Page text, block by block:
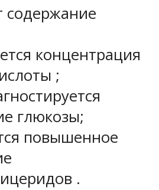
содержание
концентрация
;
глюкозы;
повышенное
.